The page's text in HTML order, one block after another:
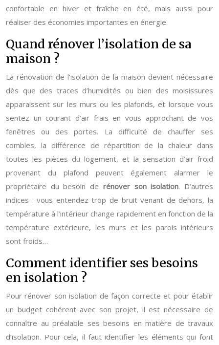
confortable en hiver et fraîche en été, mais aussi pour
réaliser des économies importantes en énergie.
Quand rénover l’isolation de sa
maison ?
La rénovation de l’isolation de la maison devient nécessaire
dès que des traces d’humidités ou bien des moisissures
apparaissent sur les murs ou les plafonds, et lorsque vous
sentez un courant d’air frais en vous approchant de vos
fenêtres ou des portes. La difficulté de chauffer ses
combles, la différence de répartition de la chaleur dans
toutes les pièces du logement, et la sensation d’air froid
provenant du plafond peuvent également alarmer le
propriétaire du besoin de rénover son isolation. D’autres
indices : vous entendez trop de bruit venant de dehors, la
température à l’intérieur change rapidement en fonction de la
température extérieure, les murs et les parois intérieurs
sont froids…
Comment identifier ses besoins
en isolation ?
Pour rénover son isolation de façon correcte et pour établir
un budget cohérent avec son projet, il est nécessaire de
connaître au préalable ses besoins en matière de travaux
d’isolation. Pour cela, il faut identifier les éléments qui font